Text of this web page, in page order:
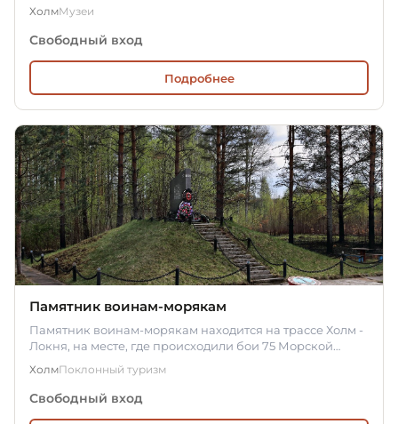
ХолмМузеи
Свободный вход
Подробнее
Памятник воинам-морякам
Памятник воинам-морякам находится на трассе Холм -
Локня, на месте, где происходили бои 75 Морской
ХолмПоклонный туризм
Свободный вход